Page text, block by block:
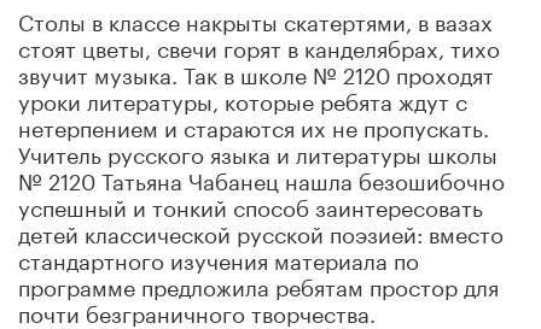
Столы в классе накрыты скатертями, в вазах
стоят цветы, свечи горят в канделябрах, тихо
звучит музыка. Так в школе № 2120 проходят
уроки литературы, которые ребята ждут с
нетерпением и стараются их не пропускать.
Учитель русского языка и литературы школы
№ 2120 Татьяна Чабанец нашла безошибочно
успешный и тонкий способ заинтересовать
детей классической русской поэзией: вместо
стандартного изучения материала по
программе предложила ребятам простор для
почти безграничного творчества.